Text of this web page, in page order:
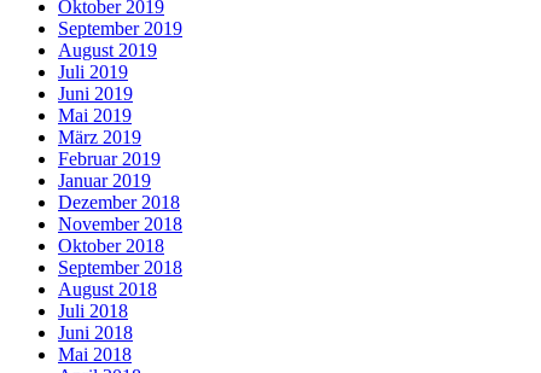
Oktober 2019
September 2019
August 2019
Juli 2019
Juni 2019
Mai 2019
März 2019
Februar 2019
Januar 2019
Dezember 2018
November 2018
Oktober 2018
September 2018
August 2018
Juli 2018
Juni 2018
Mai 2018